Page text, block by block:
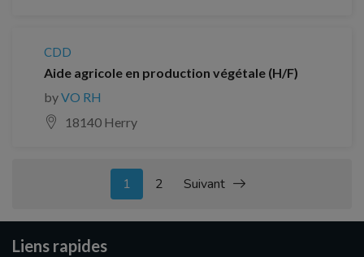
CDD
Aide agricole en production végétale (H/F)
byVO RH
18140 Herry
1 2 Suivant
Liens rapides